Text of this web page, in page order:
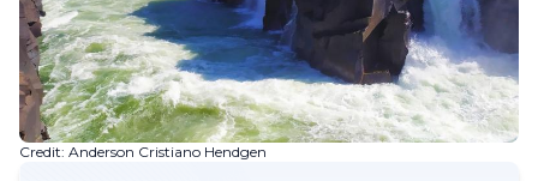
Credit: Anderson Cristiano Hendgen